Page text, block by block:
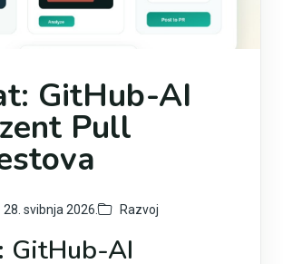
GitHub-AI
Pull
28. svibnja 2026. Razvoj
GitHub-AI